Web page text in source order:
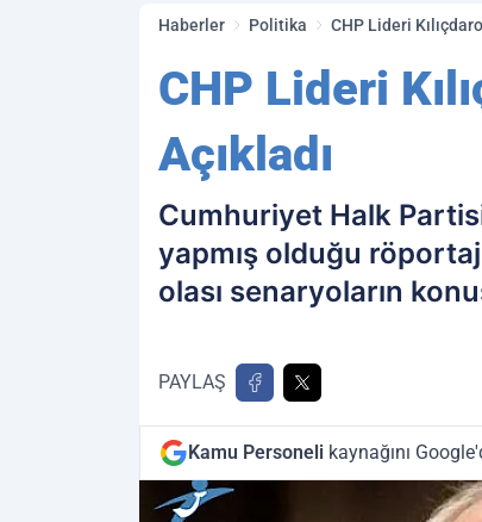
Haberler Politika CHP Lideri
CHP Lideri
Açıkladı
Cumhuriyet Halk
yapmış olduğu
olası senaryoların
PAYLAŞ
Kamu Personeli kaynağını